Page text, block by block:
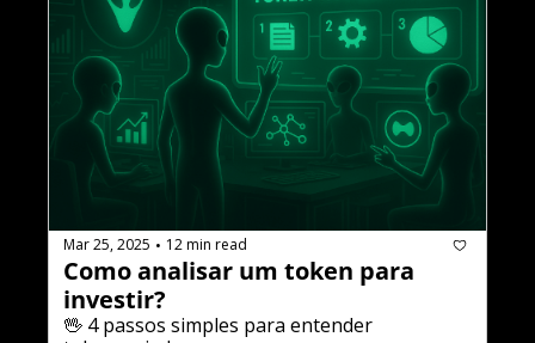
Mar 25, 2025 • 12 min read
Como analisar um token para
investir?
🖖 4 passos simples para entender